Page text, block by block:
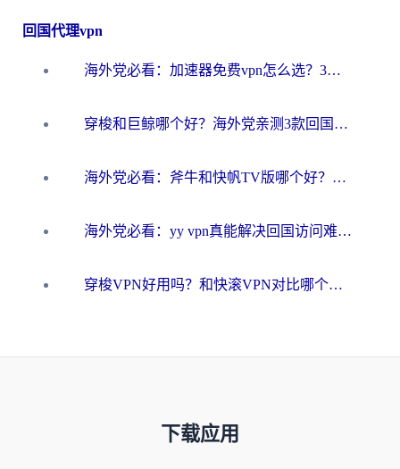
回国代理vpn
海外党必看：加速器免费vpn怎么选？3步教你无缝访问国内资源
穿梭和巨鲸哪个好？海外党亲测3款回国加速器，教你避开90%的坑
海外党必看：斧牛和快帆TV版哪个好？3分钟选对回国加速器，无缝刷B站、追热剧
海外党必看：yy vpn真能解决回国访问难题？附云极initap测评+免费方案对比
穿梭VPN好用吗？和快滚VPN对比哪个回国效果更好？海外党选回国加速器必看指南
下载应用